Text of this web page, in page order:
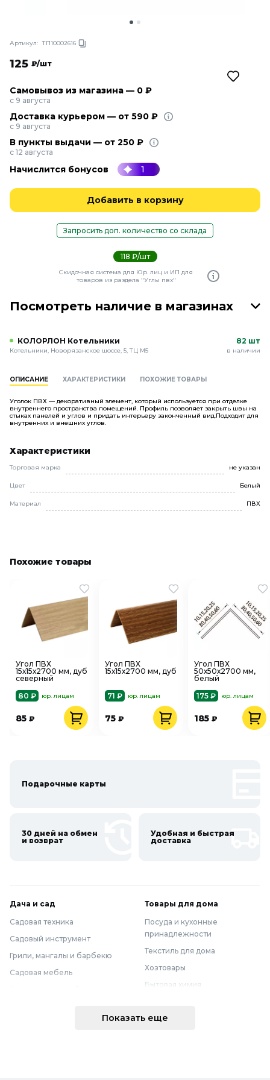
Артикул: ТП10002616
125 ₽/шт
Самовывоз из магазина — 0 ₽
с 9 августа
Доставка курьером — от 590 ₽
с 9 августа
В пункты выдачи — от 250 ₽
с 12 августа
Начислится бонусов 1
Добавить в корзину
Запросить доп. количество со склада
118 ₽/шт
Скидочная система для Юр. лиц и ИП для
товаров из раздела "Углы пвх"
Посмотреть наличие в магазинах
КОЛОРЛОН Котельники
Котельники, Новорязанское шоссе, 5, ТЦ М5
82 шт
в наличии
ОПИСАНИЕ ХАРАКТЕРИСТИКИ ПОХОЖИЕ ТОВАРЫ
Уголок ПВХ — декоративный элемент, который используется при отделке
внутреннего пространства помещений. Профиль позволяет закрыть швы на
стыках панелей и углов и придать интерьеру законченный вид.Подходит для
внутренних и внешних углов.
Характеристики
Торговая марка не указан
Цвет Белый
Материал ПВХ
Похожие товары
Угол ПВХ
15х15х2700 мм, дуб
северный
80 ₽
юр. лицам
85 ₽
Угол ПВХ
15х15х2700 мм, дуб
71 ₽ юр. лицам
75 ₽
Угол ПВХ
50х50х2700 мм,
белый
175 ₽
юр. лицам
185 ₽
Подарочные карты
30 дней на обмен
и возврат
Удобная и быстрая
доставка
Дача и сад
Садовая техника
Садовый инструмент
Грили, мангалы и барбекю
Садовая мебель
Товары для дома
Посуда и кухонные
принадлежности
Текстиль для дома
Хозтовары
Бытовая химия
Мебель
Показать еще